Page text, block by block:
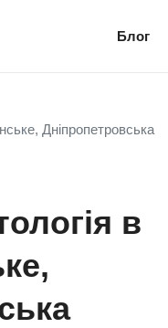
Блог
Дніпропетровська
в